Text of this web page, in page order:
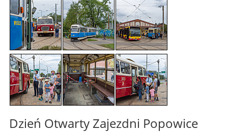
Dzień Otwarty Zajezdni Popowice